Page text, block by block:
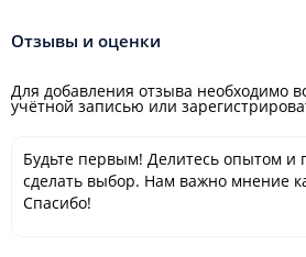
Отзывы и оценки
Для добавления отзыва необходимо
учётной записью или
Будьте первым! Делитесь опытом и
сделать выбор. Нам важно мнение
Спасибо!